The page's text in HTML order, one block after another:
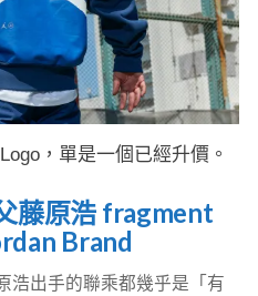
，單是一個已經升價。
藤原浩 fragment
Brand
浩出手的聯乘都幾乎是「有